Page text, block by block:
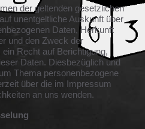
der geltenden gesetzlichen
unentgeltliche Auskunft über
Daten, Herkunft
und den Zweck der
Recht auf Berichtigung,
Daten. Diesbezüglich und
Thema personenbezogene
über die im Impressum
an uns wenden.